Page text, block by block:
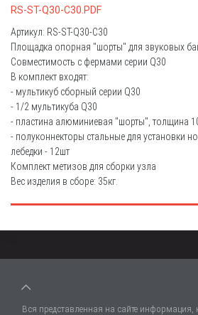
RS-ST-Q30-C30.PDF
Артикул: RS-ST-Q30-C30
Площадка опорная "шорты" для звуковых
Совместимость с фермами серии Q30
В комплект входят:
- мультикуб сборный серии Q30
- 1/2 мультикуба Q30
- пластина алюминиевая "шорты", толщина
- полуконнекторы стальные для установки
лебедки - 12шт
Комплект метизов для сборки узла
Вес изделия в сборе: 35кг.
Вся представленная на сайте информация,